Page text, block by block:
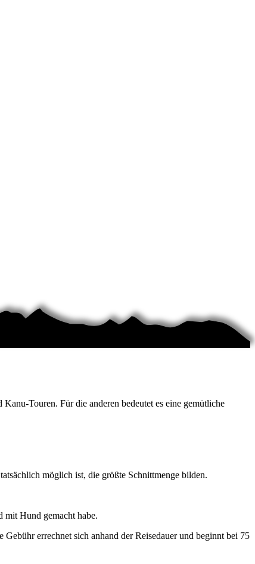
Touren. Für die anderen bedeutet es eine gemütliche
möglich ist, die größte Schnittmenge bilden.
mit Hund gemacht habe.
errechnet sich anhand der Reisedauer und beginnt bei 75